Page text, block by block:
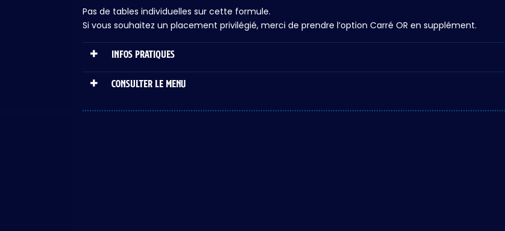
Pas de tables individuelles sur cette formule.
Si vous souhaitez un placement privilégié, merci de prendre l’option Carré OR en supplément.
Infos pratiques
Consulter le MENU
Groupes et Pros
Bons cadeaux